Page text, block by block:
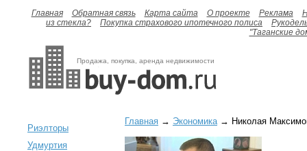
Главная Обратная связь Карта сайта О проекте Реклама
из стекла?
Покупка страхового ипотечного полиса
"Таганские
Продажа, покупка, аренда недвижимости
Риэлторы
Удмуртия
Главная → Экономика→ Николая